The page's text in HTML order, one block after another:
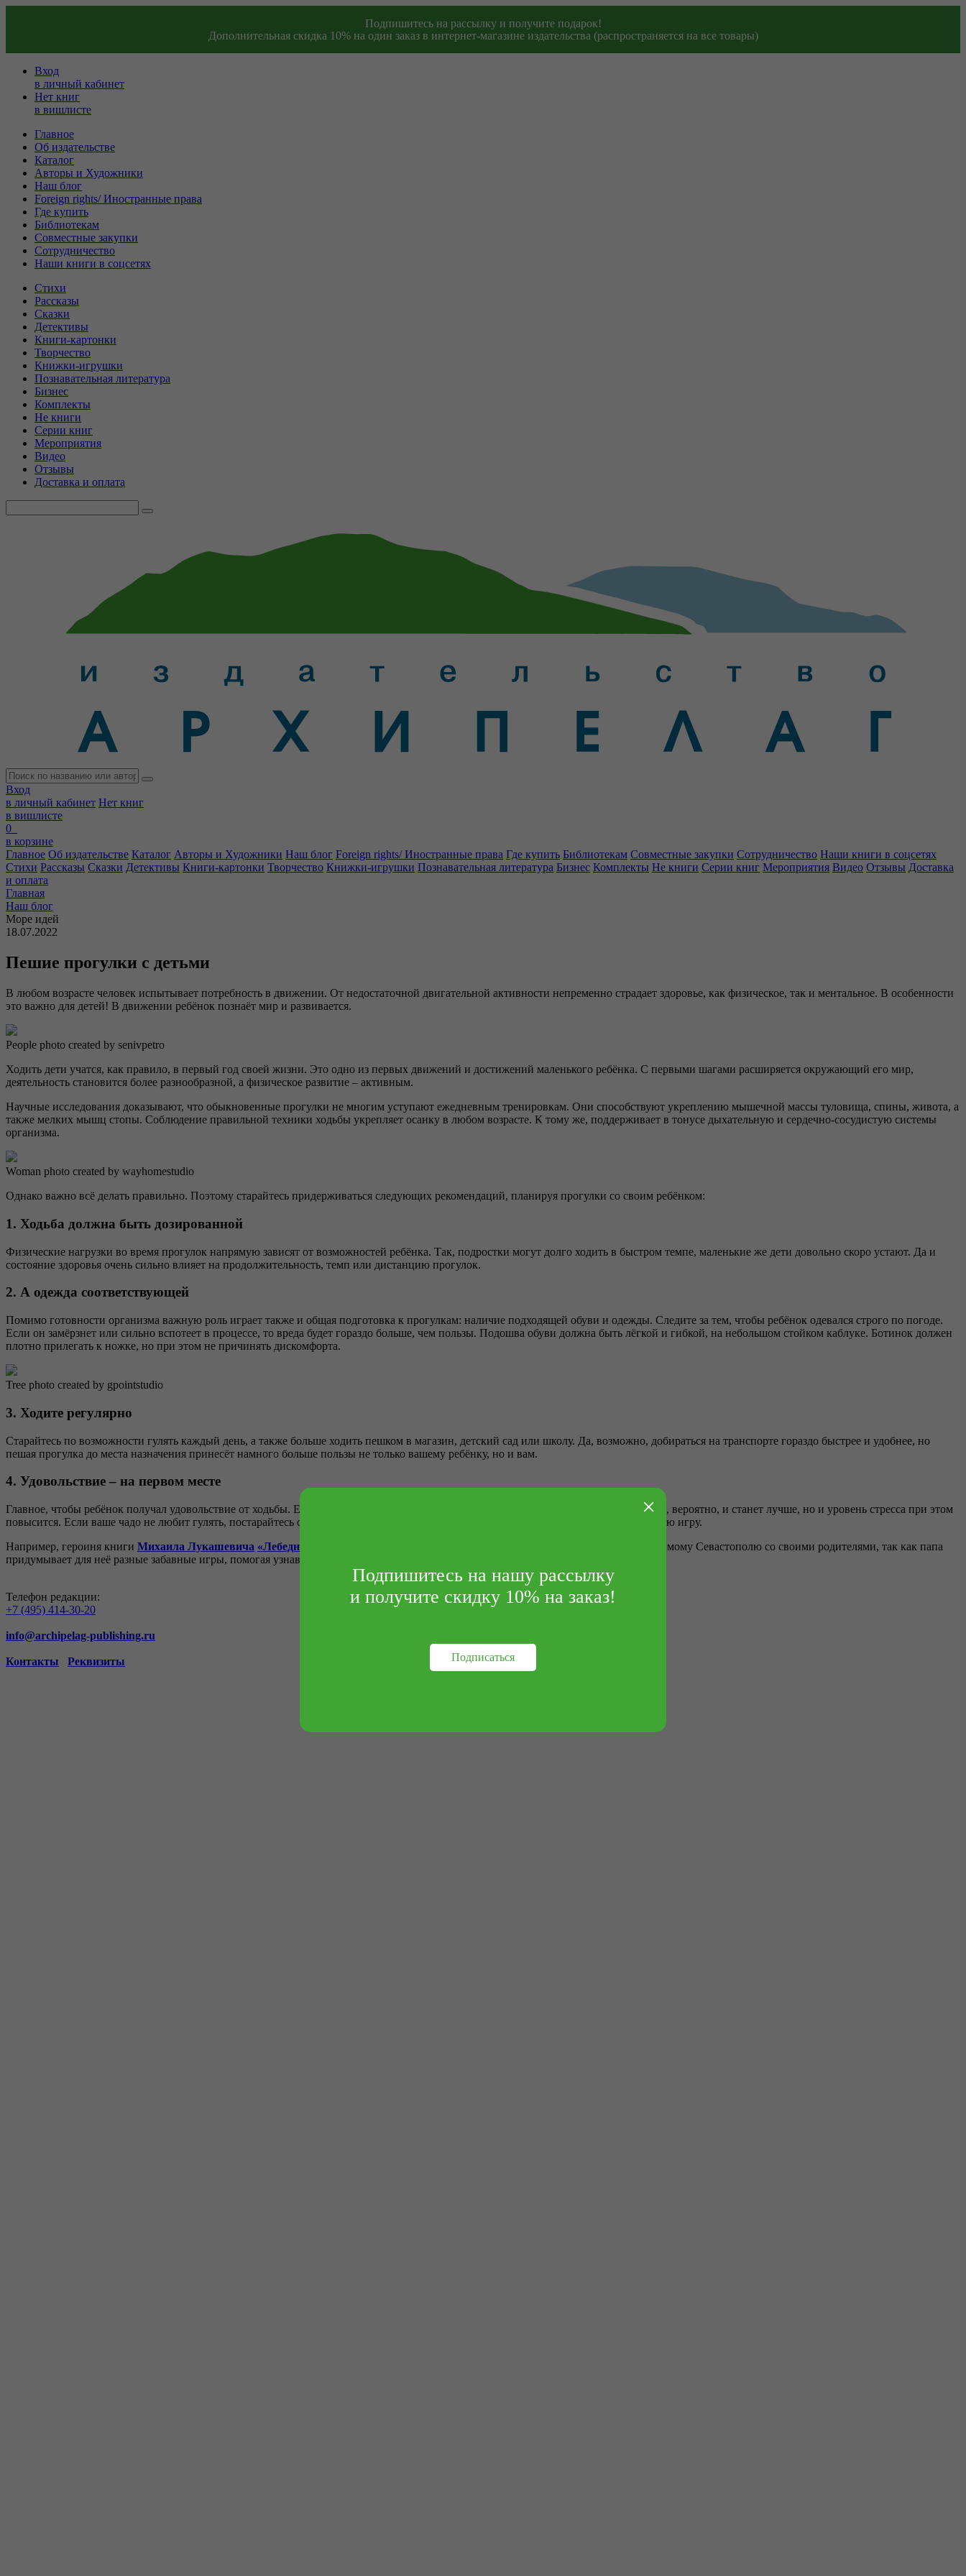
Подпишитесь на рассылку и получите подарок!
Дополнительная скидка 10% на один заказ в интернет-магазине издательства (распространяется на все товары)
Вход
в личный кабинет
Нет книг
в вишлисте
Главное
Об издательстве
Каталог
Авторы и Художники
Наш блог
Foreign rights/ Иностранные права
Где купить
Библиотекам
Совместные закупки
Сотрудничество
Наши книги в соцсетях
Стихи
Рассказы
Сказки
Детективы
Книги-картонки
Творчество
Книжки-игрушки
Познавательная литература
Бизнес
Комплекты
Не книги
Серии книг
Мероприятия
Видео
Отзывы
Доставка и оплата
Вход
в личный кабинет Нет книг
в вишлисте
0
в корзине
Главное Об издательстве Каталог Авторы и Художники Наш блог Foreign rights/ Иностранные права Где купить Библиотекам Совместные закупки Сотрудничество Наши книги в соцсетях
Стихи Рассказы Сказки Детективы Книги-картонки Творчество Книжки-игрушки Познавательная литература Бизнес Комплекты Не книги Серии книг Мероприятия Видео Отзывы Доставка
и оплата
Главная
Наш блог
Море идей
18.07.2022
Пешие прогулки с детьми
В любом возрасте человек испытывает потребность в движении. От недостаточной двигательной активности непременно страдает здоровье, как физическое, так и ментальное. В особенности
это важно для детей! В движении ребёнок познаёт мир и развивается.
People photo created by senivpetro
Ходить дети учатся, как правило, в первый год своей жизни. Это одно из первых движений и достижений маленького ребёнка. С первыми шагами расширяется окружающий его мир,
деятельность становится более разнообразной, а физическое развитие – активным.
Научные исследования доказывают, что обыкновенные прогулки не многим уступают ежедневным тренировкам. Они способствуют укреплению мышечной массы туловища, спины, живота, а
также мелких мышц стопы. Соблюдение правильной техники ходьбы укрепляет осанку в любом возрасте. К тому же, поддерживает в тонусе дыхательную и сердечно-сосудистую системы
организма.
Woman photo created by wayhomestudio
Однако важно всё делать правильно. Поэтому старайтесь придерживаться следующих рекомендаций, планируя прогулки со своим ребёнком:
1. Ходьба должна быть дозированной
Физические нагрузки во время прогулок напрямую зависят от возможностей ребёнка. Так, подростки могут долго ходить в быстром темпе, маленькие же дети довольно скоро устают. Да и
состояние здоровья очень сильно влияет на продолжительность, темп или дистанцию прогулок.
2. А одежда соответствующей
Помимо готовности организма важную роль играет также и общая подготовка к прогулкам: наличие подходящей обуви и одежды. Следите за тем, чтобы ребёнок одевался строго по погоде.
Если он замёрзнет или сильно вспотеет в процессе, то вреда будет гораздо больше, чем пользы. Подошва обуви должна быть лёгкой и гибкой, на небольшом стойком каблуке. Ботинок должен
плотно прилегать к ножке, но при этом не причинять дискомфорта.
Tree photo created by gpointstudio
3. Ходите регулярно
Старайтесь по возможности гулять каждый день, а также больше ходить пешком в магазин, детский сад или школу. Да, возможно, добираться на транспорте гораздо быстрее и удобнее, но
пешая прогулка до места назначения принесёт намного больше пользы не только вашему ребёнку, но и вам.
4. Удовольствие – на первом месте
Главное, чтобы ребёнок получал удовольствие от ходьбы. Если вы будете принуждать детей много ходить, то их физическое здоровье, вероятно, и станет лучше, но и уровень стресса при этом
повысится. Если ваше чадо не любит гулять, постарайтесь объяснить ему все преимущества или превратите прогулку в увлекательную игру.
Например, героиня книги Михаила Лукашевича «Лебеднадцать лебедей и чаексят чаек»
Ника готова очень долго гулять по любимому Севастополю со своими родителями, так как папа
придумывает для неё разные забавные игры, помогая узнавать много нового о родном городе.
Телефон редакции:
+7 (495) 414-30-20
info@archipelag-publishing.ru
Контакты Реквизиты
×
Подпишитесь на нашу рассылку
и получите скидку 10% на заказ!
Подписаться